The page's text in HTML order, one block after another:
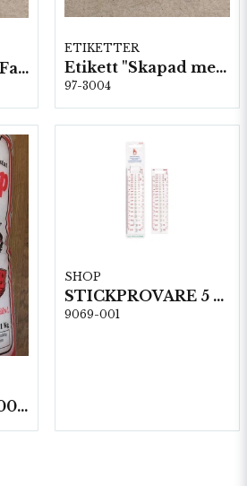
Etikett "Gjord av Farmor" Vit 10 st/färp.
ETIKETTER
Etikett "Skapad med kärlek" Vit 10 st/förp.
97-3004
KUDDSTOPP á 300 gram
SHOP
STICKPROVARE 5 st/fp. (60644)
9069-001